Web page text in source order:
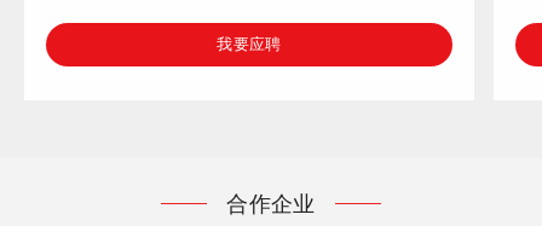
我要应聘
合作企业